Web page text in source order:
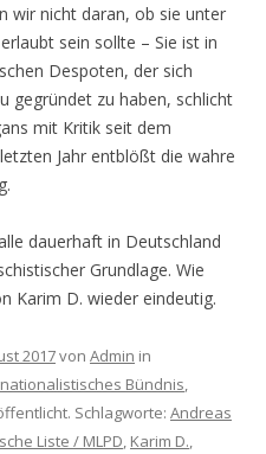
wir nicht daran, ob sie unter
sein sollte – Sie ist in
Despoten, der sich
gegründet zu haben, schlicht
mit Kritik seit dem
Jahr entblößt die wahre
dauerhaft in Deutschland
Grundlage. Wie
Karim D. wieder eindeutig.
2017von Admin in
Bündnis,
Schlagworte: Andreas
Liste / MLPD, Karim D.,